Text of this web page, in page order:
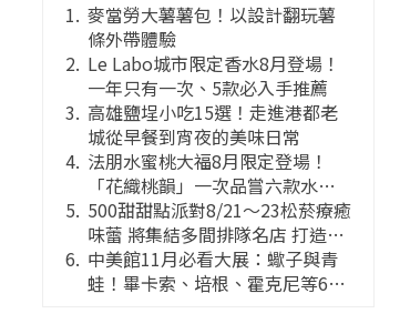
麥當勞大薯薯包！以設計翻玩薯
條外帶體驗
Le Labo城市限定香水8月登場！
一年只有一次、5款必入手推薦
高雄鹽埕小吃15選！走進港都老
城從早餐到宵夜的美味日常
法朋水蜜桃大福8月限定登場！
「花織桃韻」一次品嘗六款水蜜
桃花果大福
500甜甜點派對8/21～23松菸療癒
味蕾 將集結多間排隊名店 打造靈
感創意的舞台
中美館11月必看大展：蠍子與青
蛙！畢卡索、培根、霍克尼等66